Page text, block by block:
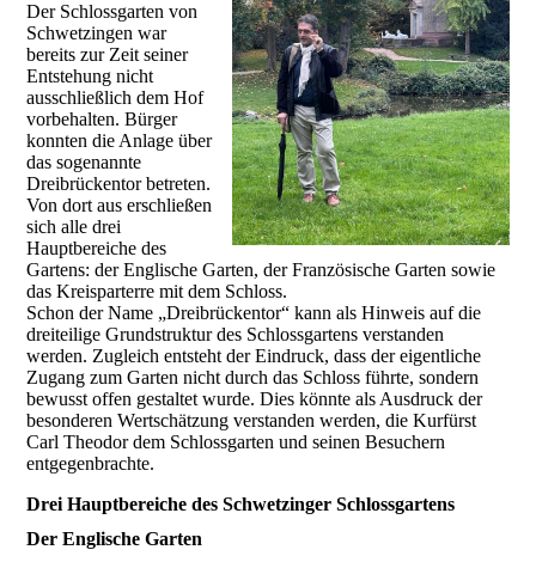
Der Schlossgarten von
Schwetzingen war
bereits zur Zeit seiner
Entstehung nicht
ausschließlich dem Hof
vorbehalten. Bürger
konnten die Anlage über
das sogenannte
Dreibrückentor betreten.
Von dort aus erschließen
sich alle drei
Hauptbereiche des
Gartens: der Englische Garten, der Französische Garten sowie
das Kreisparterre mit dem Schloss.
Schon der Name „Dreibrückentor“ kann als Hinweis auf die
dreiteilige Grundstruktur des Schlossgartens verstanden
werden. Zugleich entsteht der Eindruck, dass der eigentliche
Zugang zum Garten nicht durch das Schloss führte, sondern
bewusst offen gestaltet wurde. Dies könnte als Ausdruck der
besonderen Wertschätzung verstanden werden, die Kurfürst
Carl Theodor dem Schlossgarten und seinen Besuchern
entgegenbrachte.
Drei Hauptbereiche des Schwetzinger Schlossgartens
Der Englische Garten